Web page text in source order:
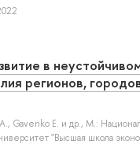
в
регионов,
, Gavenko E. и др., М.:
"Высшая школа